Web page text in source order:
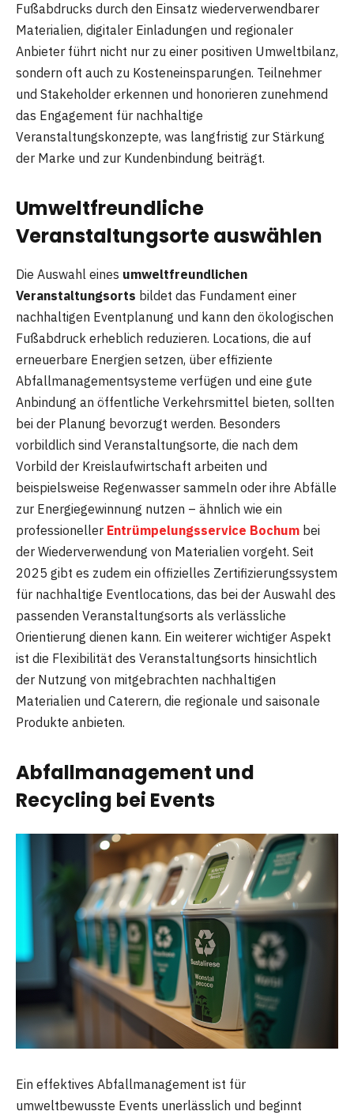
Fußabdrucks durch den Einsatz wiederverwendbarer
Materialien, digitaler Einladungen und regionaler
Anbieter führt nicht nur zu einer positiven Umweltbilanz,
sondern oft auch zu Kosteneinsparungen. Teilnehmer
und Stakeholder erkennen und honorieren zunehmend
das Engagement für nachhaltige
Veranstaltungskonzepte, was langfristig zur Stärkung
der Marke und zur Kundenbindung beiträgt.
Umweltfreundliche
Veranstaltungsorte auswählen
Die Auswahl eines umweltfreundlichen
Veranstaltungsorts bildet das Fundament einer
nachhaltigen Eventplanung und kann den ökologischen
Fußabdruck erheblich reduzieren. Locations, die auf
erneuerbare Energien setzen, über effiziente
Abfallmanagementsysteme verfügen und eine gute
Anbindung an öffentliche Verkehrsmittel bieten, sollten
bei der Planung bevorzugt werden. Besonders
vorbildlich sind Veranstaltungsorte, die nach dem
Vorbild der Kreislaufwirtschaft arbeiten und
beispielsweise Regenwasser sammeln oder ihre Abfälle
zur Energiegewinnung nutzen – ähnlich wie ein
professioneller Entrümpelungsservice Bochum bei
der Wiederverwendung von Materialien vorgeht. Seit
2025 gibt es zudem ein offizielles Zertifizierungssystem
für nachhaltige Eventlocations, das bei der Auswahl des
passenden Veranstaltungsorts als verlässliche
Orientierung dienen kann. Ein weiterer wichtiger Aspekt
ist die Flexibilität des Veranstaltungsorts hinsichtlich
der Nutzung von mitgebrachten nachhaltigen
Materialien und Caterern, die regionale und saisonale
Produkte anbieten.
Abfallmanagement und
Recycling bei Events
Ein effektives Abfallmanagement ist für
umweltbewusste Events unerlässlich und beginnt